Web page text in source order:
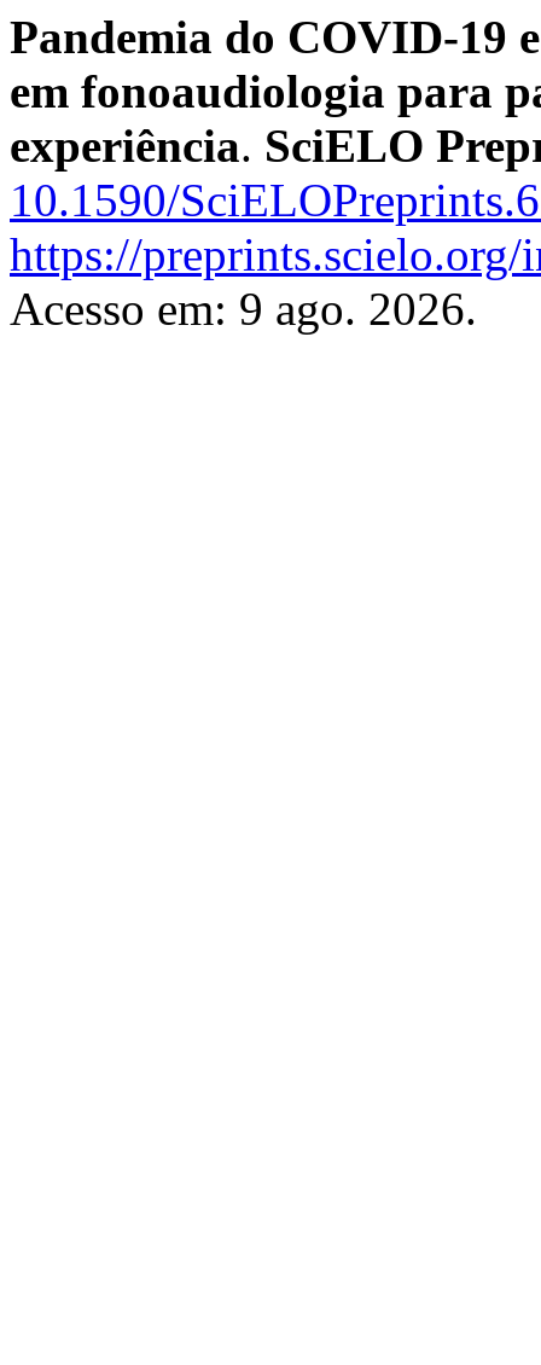
Pandemia do COVID-19
em fonoaudiologia para
experiência. SciELO
10.1590/
https://
Acesso em: 9 ago. 2026.